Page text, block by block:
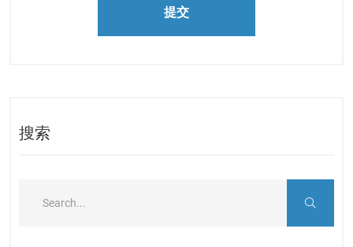
提交
搜索